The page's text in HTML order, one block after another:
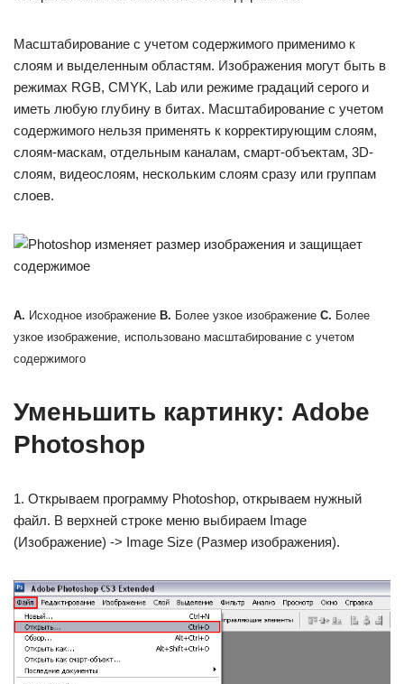
Масштабирование с учетом содержимого применимо к
слоям и выделенным областям. Изображения могут быть в
режимах RGB, CMYK, Lab или режиме градаций серого и
иметь любую глубину в битах. Масштабирование с учетом
содержимого нельзя применять к корректирующим слоям,
слоям-маскам, отдельным каналам, смарт-объектам, 3D-
слоям, видеослоям, нескольким слоям сразу или группам
слоев.
A. Исходное изображение B. Более узкое изображение C. Более
узкое изображение, использовано масштабирование с учетом
содержимого
Уменьшить картинку: Adobe
Photoshop
1. Открываем программу Photoshop, открываем нужный
файл. В верхней строке меню выбираем Image
(Изображение) -> Image Size (Размер изображения).